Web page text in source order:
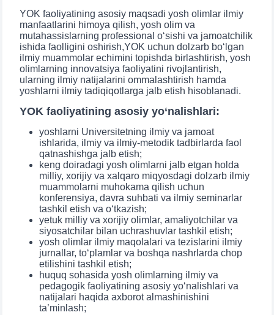
YOK faoliyatining asosiy maqsadi yosh olimlar ilmiy
manfaatlarini himoya qilish, yosh olim va
mutahassislarning professional o‘sishi va jamoatchilik
ishida faolligini oshirish,YOK uchun dolzarb bo‘lgan
ilmiy muammolar echimini topishda birlashtirish, yosh
olimlarning innovatsiya faoliyatini rivojlantirish,
ularning ilmiy natijalarini ommalashtirish hamda
yoshlarni ilmiy tadiqiqotlarga jalb etish hisoblanadi.
YOK faoliyatining asosiy yo‘nalishlari:
yoshlarni Universitetning ilmiy va jamoat
ishlarida, ilmiy va ilmiy-metodik tadbirlarda faol
qatnashishga jalb etish;
keng doiradagi yosh olimlarni jalb etgan holda
milliy, xorijiy va xalqaro miqyosdagi dolzarb ilmiy
muammolarni muhokama qilish uchun
konferensiya, davra suhbati va ilmiy seminarlar
tashkil etish va o‘tkazish;
yetuk milliy va xorijiy olimlar, amaliyotchilar va
siyosatchilar bilan uchrashuvlar tashkil etish;
yosh olimlar ilmiy maqolalari va tezislarini ilmiy
jurnallar, to‘plamlar va boshqa nashrlarda chop
etilishini tashkil etish;
huquq sohasida yosh olimlarning ilmiy va
pedagogik faoliyatining asosiy yo‘nalishlari va
natijalari haqida axborot almashinishini
ta’minlash;
3. Suhbat (bakalavr) (8) 4. Suhbat (magistr) (5)
5. To'lov-kontrakt (2) 6. Elektron ariza (16)
7. Call-center (4) 8. Bakalavriat kvotasi (3)
9. Magistratura kvotasi (4) ✉️ Adminga yozish